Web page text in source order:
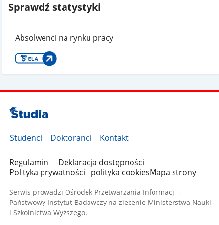
Sprawdź statystyki
Absolwenci na rynku pracy
Studenci Doktoranci Kontakt
Regulamin
Deklaracja dostępności
Polityka prywatności i polityka cookiesMapa strony
Serwis prowadzi Ośrodek Przetwarzania Informacji –
Państwowy Instytut Badawczy na zlecenie Ministerstwa Nauki
i Szkolnictwa Wyższego.